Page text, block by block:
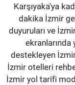
Karşıyaka'ya
dakika İzmir
duyuruları ve
ekranlarında
destekleyen
İzmir otelleri
İzmir yol tarifi